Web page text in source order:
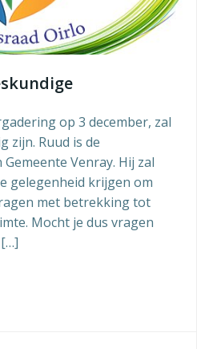
op 3 december, zal
zijn. Ruud is de
Venray. Hij zal
gelegenheid krijgen om
met betrekking tot
Mocht je dus vragen